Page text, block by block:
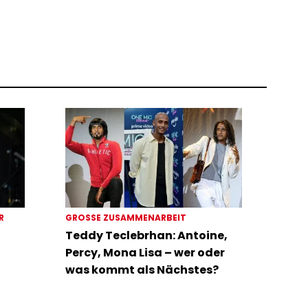
GROSSE ZUSAMMENARBEIT
Teddy Teclebrhan: Antoine,
Percy, Mona Lisa – wer oder
was kommt als Nächstes?